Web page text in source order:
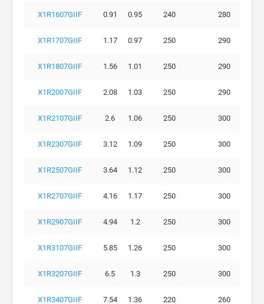
X1R1607GIIF 0.91 0.95 240 280
X1R1707GIIF 1.17 0.97 250 290
X1R1807GIIF 1.56 1.01 250 290
X1R2007GIIF 2.08 1.03 250 290
X1R2107GIIF 2.6 1.06 250 300
X1R2307GIIF 3.12 1.09 250 300
X1R2507GIIF 3.64 1.12 250 300
X1R2707GIIF 4.16 1.17 250 300
X1R2907GIIF 4.94 1.2 250 300
X1R3107GIIF 5.85 1.26 250 300
X1R3207GIIF 6.5 1.3 250 300
X1R3407GIIF 7.54 1.36 220 260